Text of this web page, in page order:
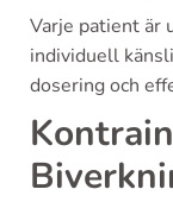
Varje patient är
individuell
dosering och